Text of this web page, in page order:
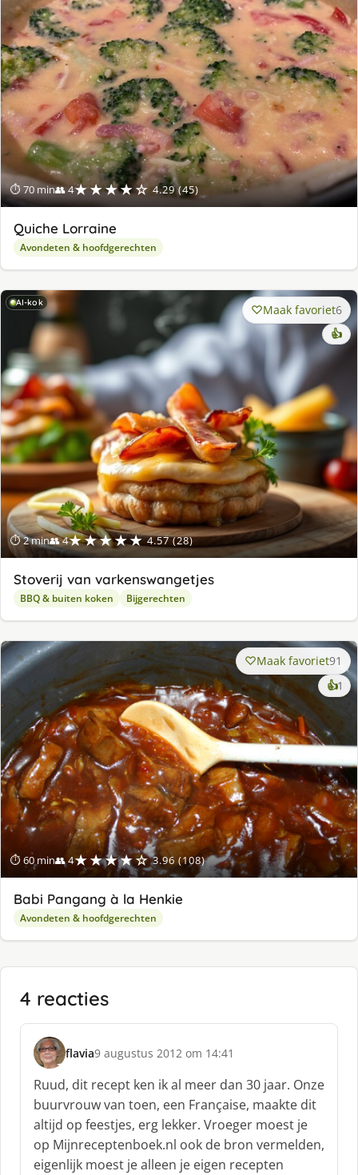
⏱ 70 min👥 4★★★★☆ 4.29 (45)
Quiche Lorraine
Avondeten & hoofdgerechten
AI-kok
⏱ 2 min👥 4★★★★★ 4.57 (28)
Maak favoriet6
👍
Stoverij van varkenswangetjes
BBQ & buiten koken Bijgerechten
⏱ 60 min👥 4★★★★☆ 3.96 (108)
Maak favoriet91
👍1
Babi Pangang à la Henkie
Avondeten & hoofdgerechten
4 reacties
flavia
s
c
h
r
e
e
f
9 augustus 2012 om 14:41
Ruud, dit recept ken ik al meer dan 30 jaar. Onze
buurvrouw van toen, een Française, maakte dit
altijd op feestjes, erg lekker. Vroeger moest je
op Mijnreceptenboek.nl ook de bron vermelden,
eigenlijk moest je alleen je eigen recepten